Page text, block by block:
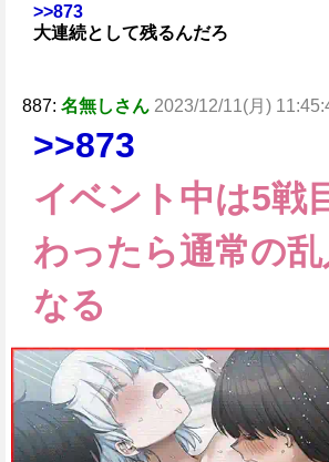
>>873
大連続として残るんだろ
887: 名無しさん 2023/12/11(月)
>>873
イベント中は5戦
わったら通常の
なる